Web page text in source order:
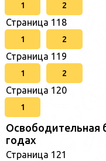
1 2
Страница 118
1 2
Страница 119
1 2
Страница 120
1
Освободительная
годах
Страница 121